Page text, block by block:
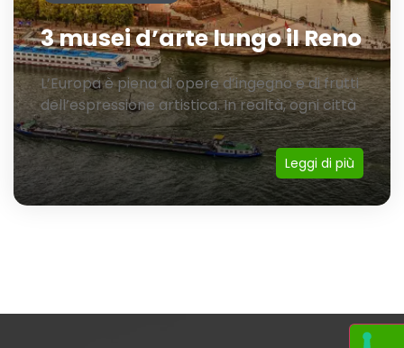
3 musei d’arte lungo il Reno
L’Europa è piena di opere d’ingegno e di frutti
dell’espressione artistica. In realtà, ogni città
Leggi di più